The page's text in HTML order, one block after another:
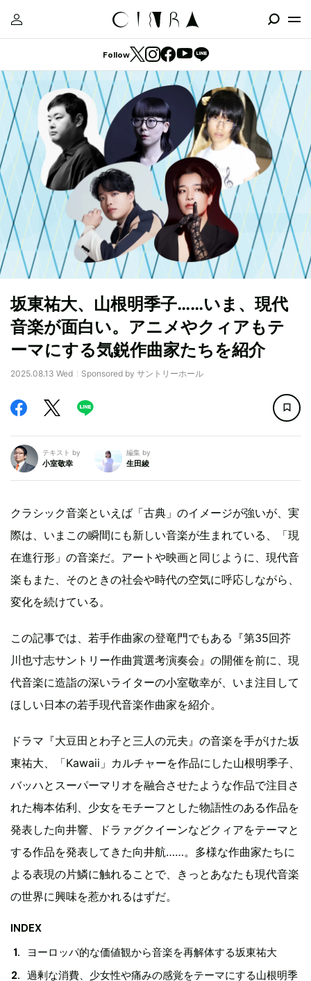
Follow
坂東祐大、山根明季子……いま、現代
音楽が面白い。アニメやクィアもテ
ーマにする気鋭作曲家たちを紹介
2025.08.13 Wed Sponsored by サントリーホール
テキスト by
小室敬幸
編集 by
生田綾
クラシック音楽といえば「古典」のイメージが強いが、実
際は、いまこの瞬間にも新しい音楽が生まれている、「現
在進行形」の音楽だ。アートや映画と同じように、現代音
楽もまた、そのときの社会や時代の空気に呼応しながら、
変化を続けている。
この記事では、若手作曲家の登竜門でもある『第35回芥
川也寸志サントリー作曲賞選考演奏会』の開催を前に、現
代音楽に造詣の深いライターの小室敬幸が、いま注目して
ほしい日本の若手現代音楽作曲家を紹介。
ドラマ『大豆田とわ子と三人の元夫』の音楽を手がけた坂
東祐大、「Kawaii」カルチャーを作品にした山根明季子、
バッハとスーパーマリオを融合させたような作品で注目さ
れた梅本佑利、少女をモチーフとした物語性のある作品を
発表した向井響、ドラァグクイーンなどクィアをテーマと
する作品を発表してきた向井航……。多様な作曲家たちに
よる表現の片鱗に触れることで、きっとあなたも現代音楽
の世界に興味を惹かれるはずだ。
INDEX
ヨーロッパ的な価値観から音楽を再解体する坂東祐大
過剰な消費、少女性や痛みの感覚をテーマにする山根明季